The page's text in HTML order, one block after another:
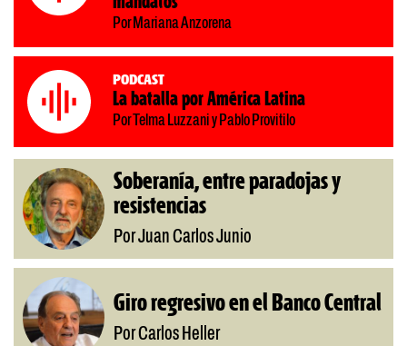
Por Mariana Anzorena
Podcast
La batalla por América Latina
Por Telma Luzzani y Pablo Provitilo
Soberanía, entre paradojas y
resistencias
Por Juan Carlos Junio
Giro regresivo en el Banco Central
Por Carlos Heller